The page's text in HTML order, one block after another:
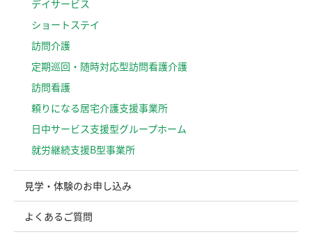
デイサービス
ショートステイ
訪問介護
定期巡回・随時対応型訪問看護介護
訪問看護
頼りになる居宅介護支援事業所
日中サービス支援型グループホーム
就労継続支援B型事業所
見学・体験のお申し込み
よくあるご質問